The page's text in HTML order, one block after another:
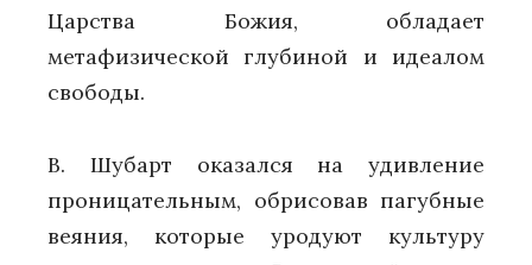
Царства Божия, обладает
метафизической глубиной и идеалом
свободы.
В. Шубарт оказался на удивление
проницательным, обрисовав пагубные
веяния, которые уродуют культуру